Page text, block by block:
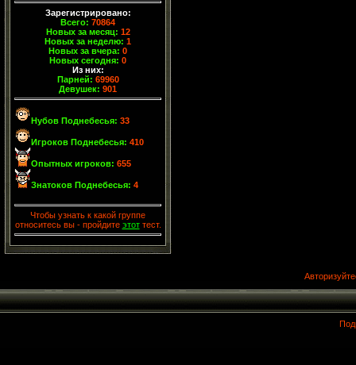
Зарегистрировано:
Всего: 70864
Новых за месяц: 12
Новых за неделю: 1
Новых за вчера: 0
Новых сегодня: 0
Из них:
Парней: 69960
Девушек: 901
Нубов Поднебесья: 33
Игроков Поднебесья: 410
Опытных игроков: 655
Знатоков Поднебесья: 4
Чтобы узнать к какой группе
относитесь вы - пройдите этоттест.